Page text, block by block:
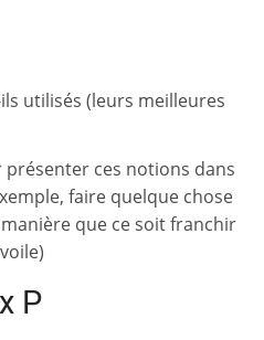
utilisés (leurs meilleures
présenter ces notions dans
faire quelque chose
que ce soit franchir
P